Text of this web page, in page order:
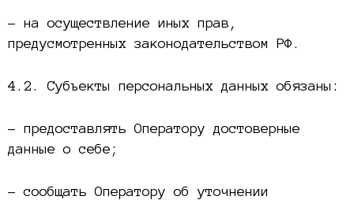
– на осуществление иных прав,
предусмотренных законодательством РФ.
4.2. Субъекты персональных данных обязаны:
– предоставлять Оператору достоверные
данные о себе;
– сообщать Оператору об уточнении